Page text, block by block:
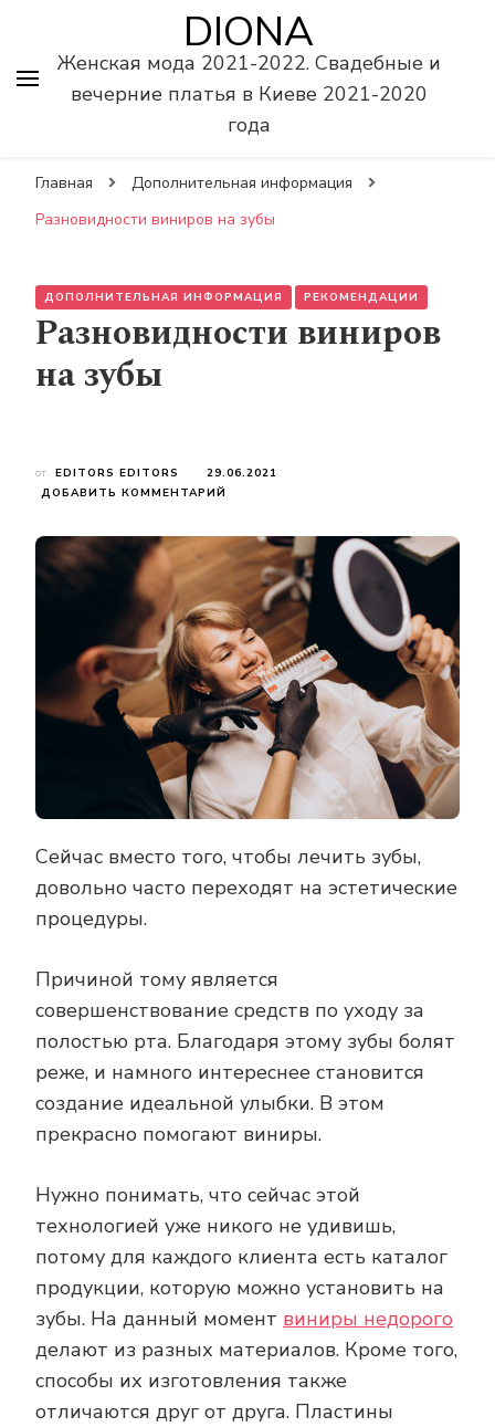
DIONA
Женская мода 2021-2022. Свадебные и
вечерние платья в Киеве 2021-2020
года
Главная
Дополнительная информация
Разновидности виниров на зубы
ДОПОЛНИТЕЛЬНАЯ ИНФОРМАЦИЯ РЕКОМЕНДАЦИИ
Разновидности виниров
на зубы
от EDITORS EDITORS
29.06.2021
ДОБАВИТЬ КОММЕНТАРИЙ
ВИНИРОВ
НА
ЗУБЫ
Сейчас вместо того, чтобы лечить зубы,
довольно часто переходят на эстетические
процедуры.
Причиной тому является
совершенствование средств по уходу за
полостью рта. Благодаря этому зубы болят
реже, и намного интереснее становится
создание идеальной улыбки. В этом
прекрасно помогают виниры.
Нужно понимать, что сейчас этой
технологией уже никого не удивишь,
потому для каждого клиента есть каталог
продукции, которую можно установить на
зубы. На данный момент виниры недорого
делают из разных материалов. Кроме того,
способы их изготовления также
отличаются друг от друга. Пластины